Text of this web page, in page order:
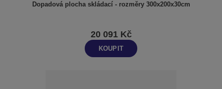
Dopadová plocha skládací - rozměry 300x200x30cm
20 091 Kč
KOUPIT